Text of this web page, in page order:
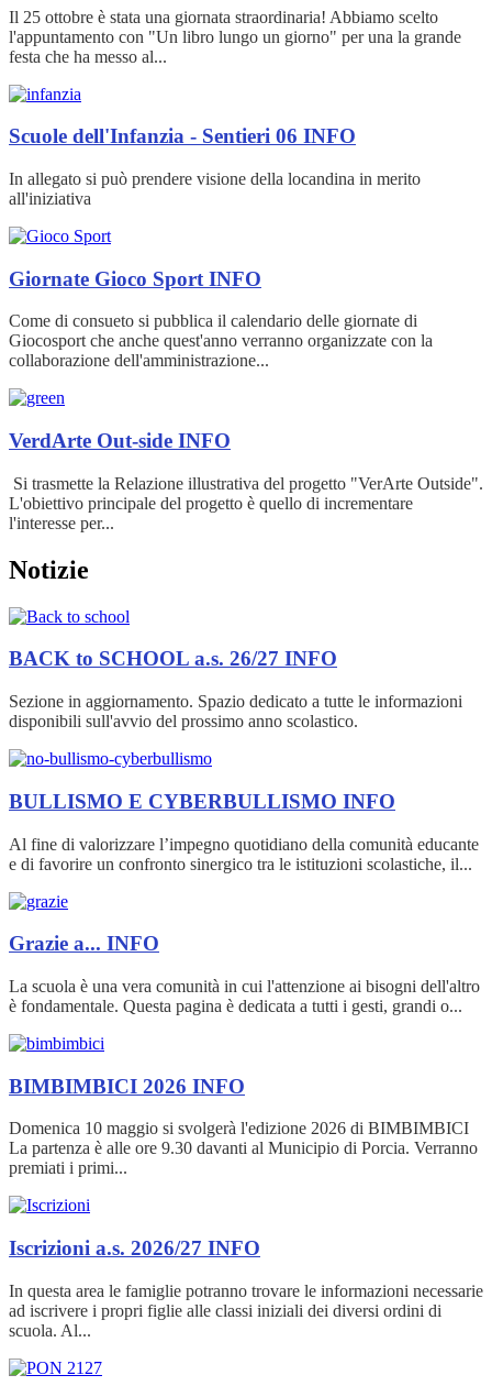
Il 25 ottobre è stata una giornata straordinaria! Abbiamo scelto
l'appuntamento con "Un libro lungo un giorno" per una la grande
festa che ha messo al...
Scuole dell'Infanzia - Sentieri 06 INFO
In allegato si può prendere visione della locandina in merito
all'iniziativa
Giornate Gioco Sport INFO
Come di consueto si pubblica il calendario delle giornate di
Giocosport che anche quest'anno verranno organizzate con la
collaborazione dell'amministrazione...
VerdArte Out-side INFO
Si trasmette la Relazione illustrativa del progetto "VerArte Outside".
L'obiettivo principale del progetto è quello di incrementare
l'interesse per...
Notizie
BACK to SCHOOL a.s. 26/27 INFO
Sezione in aggiornamento. Spazio dedicato a tutte le informazioni
disponibili sull'avvio del prossimo anno scolastico.
BULLISMO E CYBERBULLISMO INFO
Al fine di valorizzare l’impegno quotidiano della comunità educante
e di favorire un confronto sinergico tra le istituzioni scolastiche, il...
Grazie a... INFO
La scuola è una vera comunità in cui l'attenzione ai bisogni dell'altro
è fondamentale. Questa pagina è dedicata a tutti i gesti, grandi o...
BIMBIMBICI 2026 INFO
Domenica 10 maggio si svolgerà l'edizione 2026 di BIMBIMBICI
La partenza è alle ore 9.30 davanti al Municipio di Porcia. Verranno
premiati i primi...
Iscrizioni a.s. 2026/27 INFO
In questa area le famiglie potranno trovare le informazioni necessarie
ad iscrivere i propri figlie alle classi iniziali dei diversi ordini di
scuola. Al...